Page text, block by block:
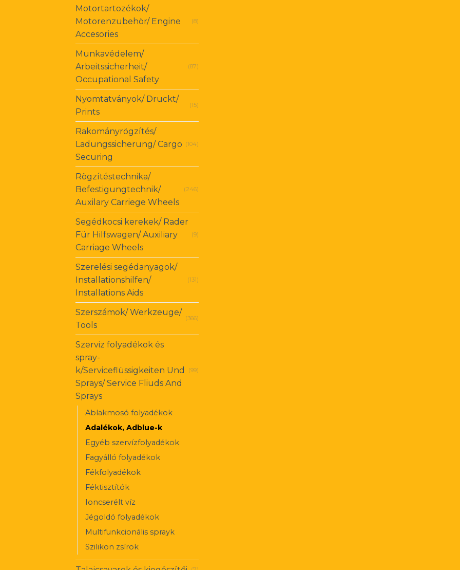
Motortartozékok/
Motorenzubehör/ Engine
Accesories
(8)
Munkavédelem/
Arbeitssicherheit/
Occupational Safety
(87)
Nyomtatványok/ Druckt/
Prints
(15)
Rakományrögzítés/
Ladungssicherung/ Cargo
Securing
(104)
Rögzítéstechnika/
Befestigungtechnik/
Auxilary Carriege Wheels
(246)
Segédkocsi kerekek/ Rader
Für Hilfswagen/ Auxiliary
Carriage Wheels
(9)
Szerelési segédanyagok/
Installationshilfen/
Installations Aids
(131)
Szerszámok/ Werkzeuge/
Tools
(366)
Szerviz folyadékok és
spray-
k/Serviceflüssigkeiten Und
Sprays/ Service Fliuds And
Sprays
(99)
Ablakmosó folyadékok
Adalékok, Adblue-k
Egyéb szervízfolyadékok
Fagyálló folyadékok
Fékfolyadékok
Féktisztítók
Ioncserélt víz
Jégoldó folyadékok
Multifunkcionális sprayk
Szilikon zsírok